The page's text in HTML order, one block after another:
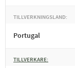
TILLVERKNINGSLAND
Portugal
TILLVERKARE